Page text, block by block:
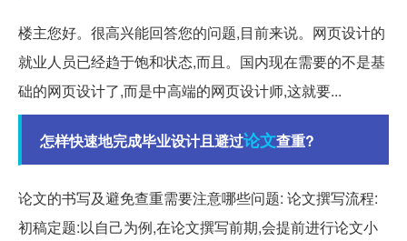
楼主您好。很高兴能回答您的问题,目前来说。网页设计的
就业人员已经趋于饱和状态,而且。国内现在需要的不是基
础的网页设计了,而是中高端的网页设计师,这就要...
怎样快速地完成毕业设计且避过论文查重?
论文的书写及避免查重需要注意哪些问题: 论文撰写流程:
初稿定题:以自己为例,在论文撰写前期,会提前进行论文小